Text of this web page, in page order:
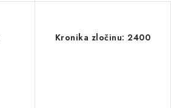
Kronika zločinu: 2400